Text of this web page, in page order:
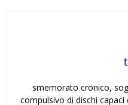
smemorato cronico,
compulsivo di dischi